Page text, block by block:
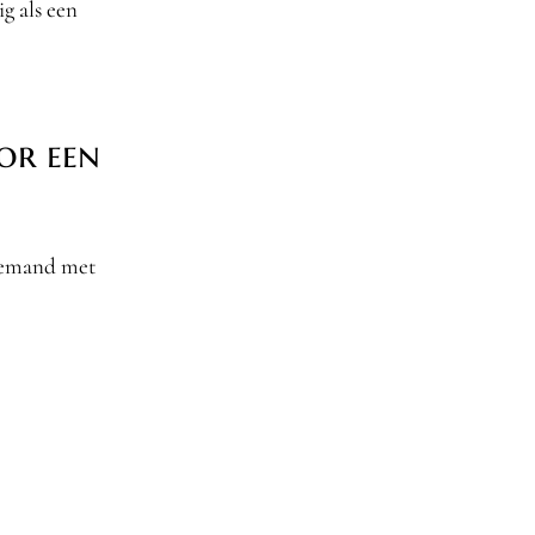
als een
een
met